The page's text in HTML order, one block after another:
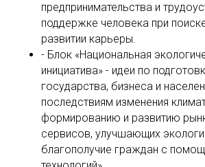
предпринимательства и
поддержке человека при
развитии карьеры.
- Блок «Национальная
инициатива» - идеи по
государства, бизнеса и
последствиям изменения
формированию и развитию
сервисов, улучшающих
благополучие граждан с